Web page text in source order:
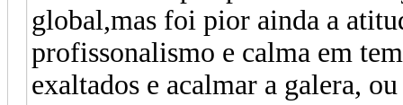
global,mas foi pior ainda a
profissonalismo e calma em
exaltados e acalmar a galera,